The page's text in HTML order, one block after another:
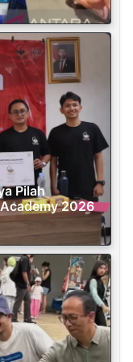
Pilah
2026